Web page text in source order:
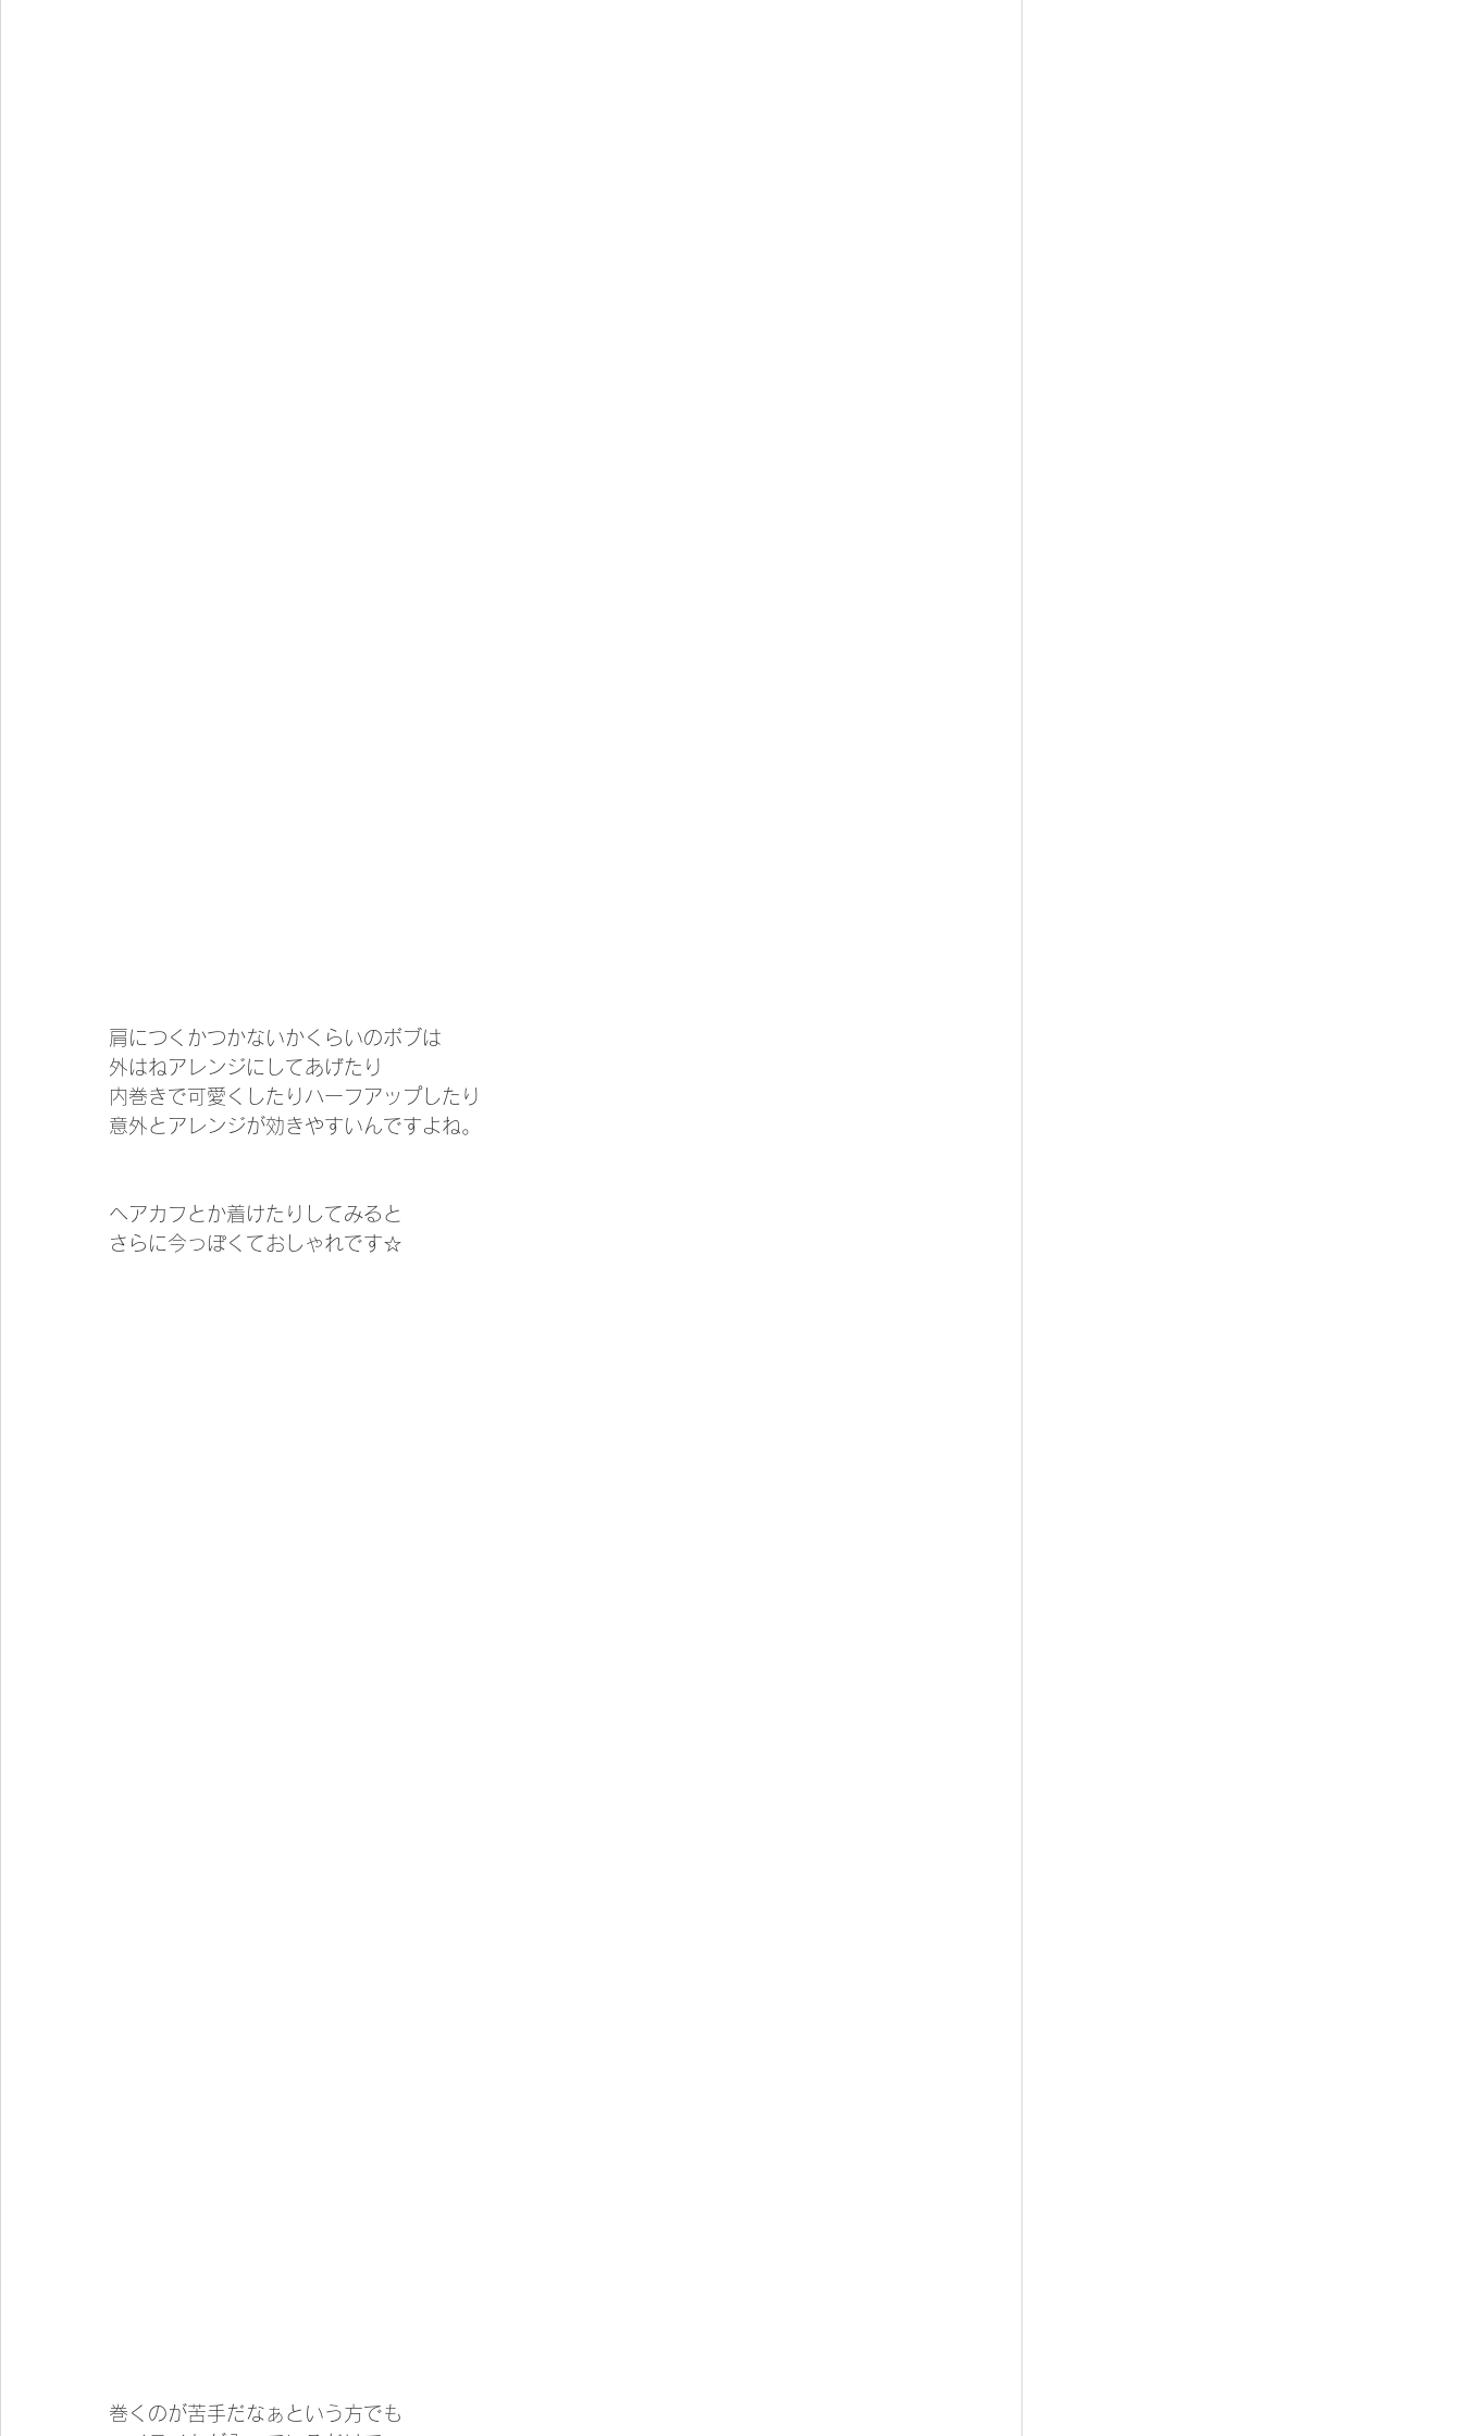
肩につくかつかないかくらいのボブは
外はねアレンジにしてあげたり
内巻きで可愛くしたりハーフアップしたり
意外とアレンジが効きやすいんですよね。
ヘアカフとか着けたりしてみると
さらに今っぽくておしゃれです☆
巻くのが苦手だなぁという方でも